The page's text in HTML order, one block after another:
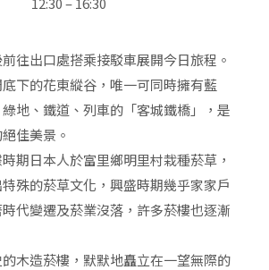
往出口處搭乘接駁車展開今日旅程。
底下的花東縱谷，唯一可同時擁有藍
地、鐵道、列車的「客城鐵橋」，是
佳美景。
時期日本人於富里鄉明里村栽種菸草，
殊的菸草文化，興盛時期幾乎家家戶
代變遷及菸業沒落，許多菸樓也逐漸
木造菸樓，默默地矗立在一望無際的